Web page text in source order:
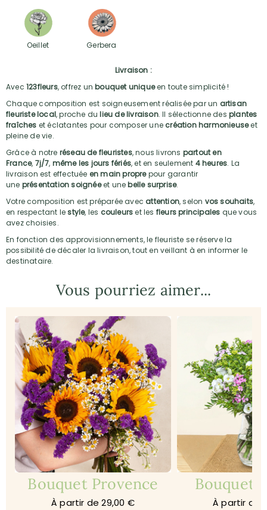
Oeillet Gerbera
Livraison :
Avec 123fleurs, offrez unbouquet uniqueen toute simplicité !
Chaque composition est soigneusement réalisée par un artisan
fleuriste local, proche dulieu de livraison. Il sélectionne desplantes
fraîches et éclatantes pour composer une création harmonieuseet
pleine de vie.
Grâce à notre réseau de fleuristes, nous livrons partout en
France, 7j/7, même les jours fériés, et en seulement 4 heures. La
livraison est effectuée en main proprepour garantir
une présentation soignéeet unebelle surprise.
Votre composition est préparée avec attention, selon vos souhaits,
en respectant lestyle, les couleurset les fleurs principales que vous
avez choisies.
En fonction des approvisionnements, le fleuriste se réserve la
possibilité de décaler la livraison, tout en veillant à en informer le
destinataire.
Vous pourriez aimer...
Bouquet Provence
À partir de 29,00 €
Bouquet
À partir de